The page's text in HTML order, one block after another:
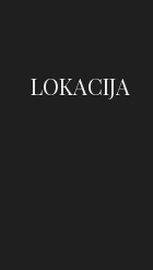
LOKACIJA